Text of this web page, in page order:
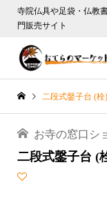
寺院仏具や足袋・仏教
門販売サイト
二段式鏧子台 (栓)
お寺の窓口シ
二段式鏧子台 (